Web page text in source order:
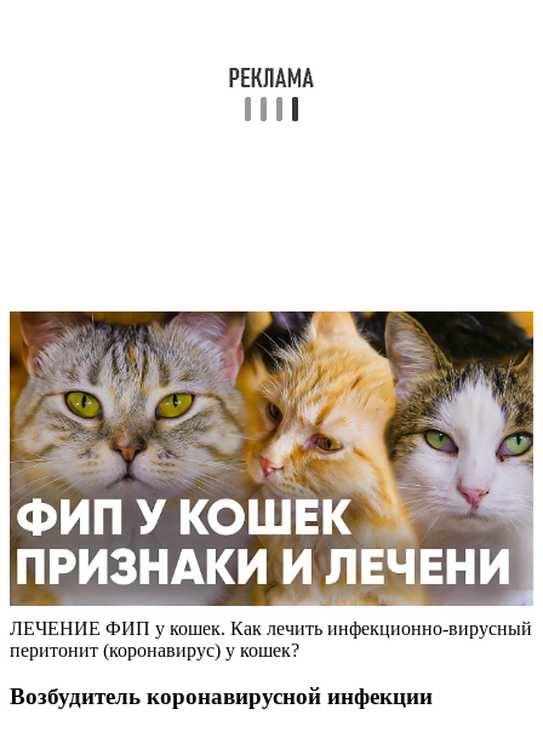
ЛЕЧЕНИЕ ФИП у кошек. Как лечить инфекционно-вирусный
перитонит (коронавирус) у кошек?
Возбудитель коронавирусной инфекции